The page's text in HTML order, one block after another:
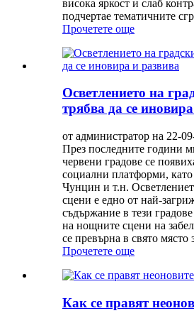
висока яркост и слаб
подчертае тематичните
Прочетете още
Осветлението на
трябва да се
от администратор на 22-
През последните години
червени градове се
социални платформи,
Чунцин и т.н.
сцени е едно от най-
съдържание в тези
на нощните сцени на
се превърна в свято място
Прочетете още
Как се правят